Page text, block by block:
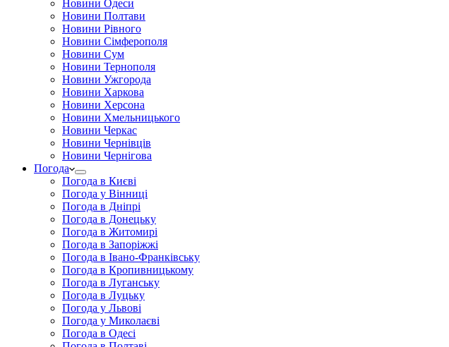
Новини Одеси
Новини Полтави
Новини Рівного
Новини Сімферополя
Новини Сум
Новини Тернополя
Новини Ужгорода
Новини Харкова
Новини Херсона
Новини Хмельницького
Новини Черкас
Новини Чернівців
Новини Чернігова
Погода
Погода в Києві
Погода у Вінниці
Погода в Дніпрі
Погода в Донецьку
Погода в Житомирі
Погода в Запоріжжі
Погода в Івано-Франківську
Погода в Кропивницькому
Погода в Луганську
Погода в Луцьку
Погода у Львові
Погода у Миколаєві
Погода в Одесі